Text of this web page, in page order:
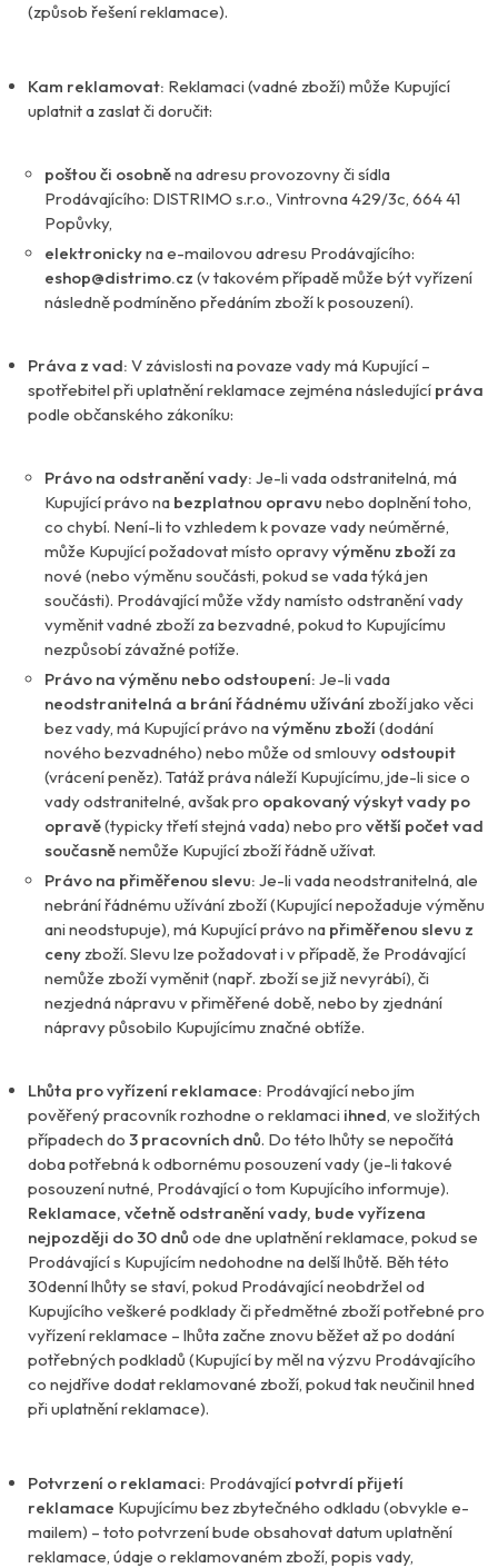
(způsob řešení reklamace).
Kam reklamovat: Reklamaci (vadné zboží) může Kupující
uplatnit a zaslat či doručit:
poštou či osobněna adresu provozovny či sídla
Prodávajícího: DISTRIMO s.r.o., Vintrovna 429/3c, 664 41
Popůvky,
elektronickyna e-mailovou adresu Prodávajícího:
eshop@distrimo.cz (v takovém případě může být vyřízení
následně podmíněno předáním zboží k posouzení).
Práva z vad: V závislosti na povaze vady má Kupující –
spotřebitel při uplatnění reklamace zejména následující práva
podle občanského zákoníku:
Právo na odstranění vady: Je-li vada odstranitelná, má
Kupující právo na bezplatnou opravu nebo doplnění toho,
co chybí. Není-li to vzhledem k povaze vady neúměrné,
může Kupující požadovat místo opravyvýměnu zbožíza
nové (nebo výměnu součásti, pokud se vada týká jen
součásti). Prodávající může vždy namísto odstranění vady
vyměnit vadné zboží za bezvadné, pokud to Kupujícímu
nezpůsobí závažné potíže.
Právo na výměnu nebo odstoupení: Je-li vada
neodstranitelná a brání řádnému užívánízboží jako věci
bez vady, má Kupující právo navýměnu zboží(dodání
nového bezvadného) nebo může od smlouvy odstoupit
(vrácení peněz). Tatáž práva náleží Kupujícímu, jde-li sice o
vady odstranitelné, avšak pro opakovaný výskyt vady po
opravě(typicky třetí stejná vada) nebo pro větší počet vad
současněnemůže Kupující zboží řádně užívat.
Právo na přiměřenou slevu: Je-li vada neodstranitelná, ale
nebrání řádnému užívání zboží (Kupující nepožaduje výměnu
ani neodstupuje), má Kupující právo na přiměřenou slevu z
cenyzboží. Slevu lze požadovat i v případě, že Prodávající
nemůže zboží vyměnit (např. zboží se již nevyrábí), či
nezjedná nápravu v přiměřené době, nebo by zjednání
nápravy působilo Kupujícímu značné obtíže.
Lhůta pro vyřízení reklamace: Prodávající nebo jím
pověřený pracovník rozhodne o reklamaci ihned, ve složitých
případech do 3 pracovních dnů. Do této lhůty se nepočítá
doba potřebná k odbornému posouzení vady (je-li takové
posouzení nutné, Prodávající o tom Kupujícího informuje).
Reklamace, včetně odstranění vady, bude vyřízena
nejpozději do 30 dnů ode dne uplatnění reklamace, pokud se
Prodávající s Kupujícím nedohodne na delší lhůtě. Běh této
30denní lhůty se staví, pokud Prodávající neobdržel od
Kupujícího veškeré podklady či předmětné zboží potřebné pro
vyřízení reklamace – lhůta začne znovu běžet až po dodání
potřebných podkladů (Kupující by měl na výzvu Prodávajícího
co nejdříve dodat reklamované zboží, pokud tak neučinil hned
při uplatnění reklamace).
Potvrzení o reklamaci: Prodávající potvrdí přijetí
reklamace Kupujícímu bez zbytečného odkladu (obvykle e-
mailem) – toto potvrzení bude obsahovat datum uplatnění
reklamace, údaje o reklamovaném zboží, popis vady,